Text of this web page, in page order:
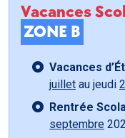
Vacances
ZONE B
Vacances
juillet au jeudi
Rentrée
septembre